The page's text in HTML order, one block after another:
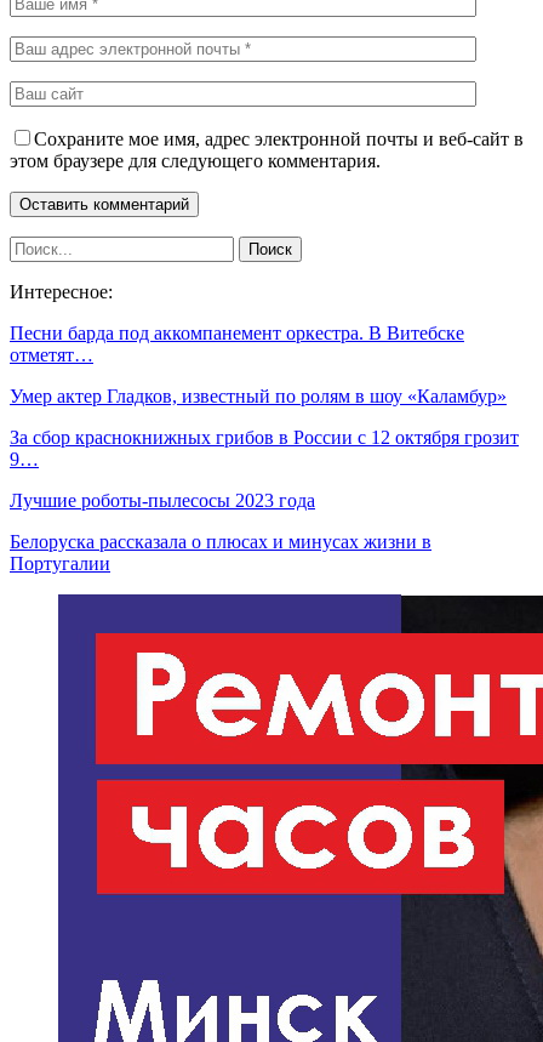
Сохраните мое имя, адрес электронной почты и веб-сайт в
этом браузере для следующего комментария.
Интересное:
Песни барда под аккомпанемент оркестра. В Витебске
отметят…
Умер актер Гладков, известный по ролям в шоу «Каламбур»
За сбор краснокнижных грибов в России с 12 октября грозит
9…
Лучшие роботы-пылесосы 2023 года
Белоруска рассказала о плюсах и минусах жизни в
Португалии